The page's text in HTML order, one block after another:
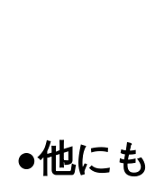
●他に